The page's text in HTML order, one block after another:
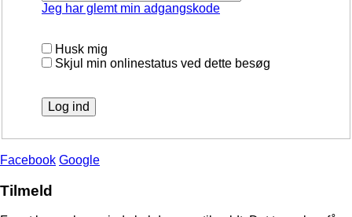
Jeg har glemt min adgangskode
Husk mig
Skjul min onlinestatus ved dette besøg
Facebook Google
Tilmeld